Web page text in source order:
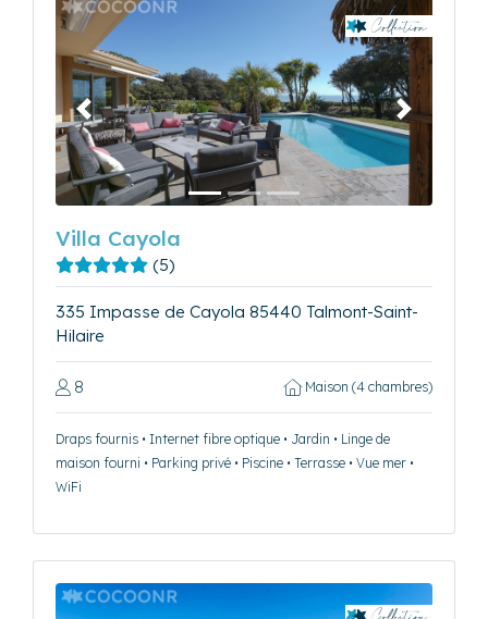
Précédent Suivant
Villa Cayola
(5)
335 Impasse de Cayola 85440 Talmont-Saint-
Hilaire
8 Maison (4 chambres)
Draps fournis • Internet fibre optique • Jardin • Linge de
maison fourni • Parking privé • Piscine • Terrasse • Vue mer •
WiFi